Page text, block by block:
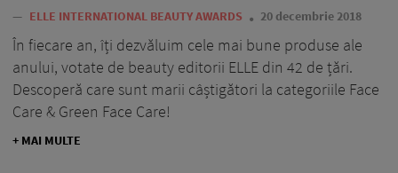
— ELLE INTERNATIONAL BEAUTY AWARDS 20 decembrie 2018
În fiecare an, îți dezvăluim cele mai bune produse ale
anului, votate de beauty editorii ELLE din 42 de țări.
Descoperă care sunt marii câștigători la categoriile Face
Care & Green Face Care!
+ MAI MULTE